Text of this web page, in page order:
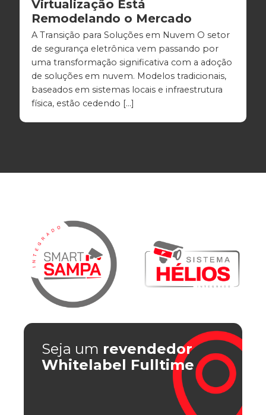
Virtualização Está
Remodelando o Mercado
A Transição para Soluções em Nuvem O setor
de segurança eletrônica vem passando por
uma transformação significativa com a adoção
de soluções em nuvem. Modelos tradicionais,
baseados em sistemas locais e infraestrutura
física, estão cedendo […]
Seja um revendedor
Whitelabel Fulltime